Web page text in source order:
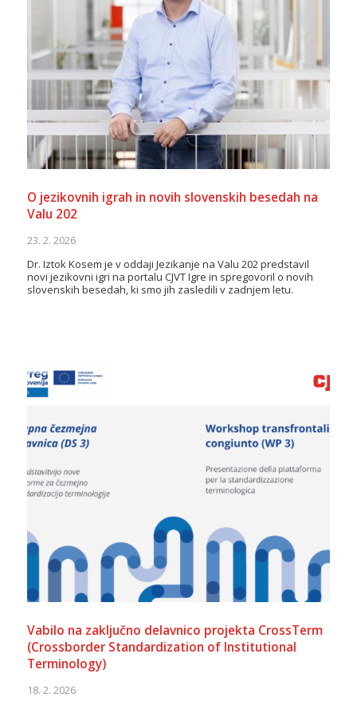
O jezikovnih igrah in novih slovenskih besedah na
Valu 202
23. 2. 2026
Dr. Iztok Kosem je v oddaji Jezikanje na Valu 202 predstavil
novi jezikovni igri na portalu CJVT Igre in spregovoril o novih
slovenskih besedah, ki smo jih zasledili v zadnjem letu.
Vabilo na zaključno delavnico projekta CrossTerm
(Crossborder Standardization of Institutional
Terminology)
18. 2. 2026